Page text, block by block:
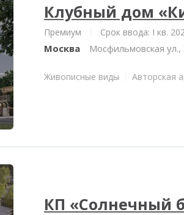
Клубный дом
Премиум Срок ввода: I кв.
Москва Мосфильмовская ул.,
Живописные виды Авторская
КП «Солнечный